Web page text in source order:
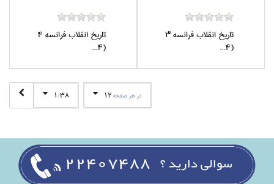
تاريخ انقلاب فرانسه 3
(4...
تاريخ انقلاب فرانسه 4
(4...
در هر صفحه12
1/38